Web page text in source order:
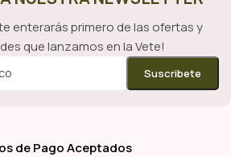
enterarás primero de las ofertas y
que lanzamos en la Vete!
de Pago Aceptados